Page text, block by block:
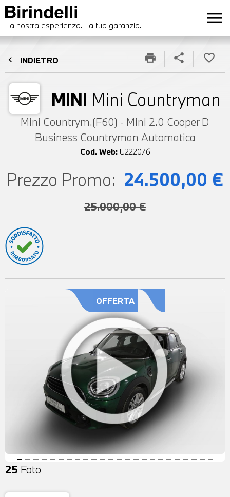
La nostra esperienza. La tua garanzia. menu
chevron_left INDIETRO
MINI Mini Countryman
Mini Countrym.(F60) - Mini 2.0 Cooper D
Business Countryman Automatica
Cod. Web: U222076
print share favorite_border
Prezzo Promo: 24.500,00 €
25.000,00 €
OFFERTA
25 Foto